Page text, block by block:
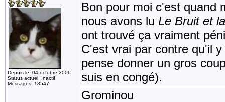
Depuis le: 04 octobre 2006
Status actuel: Inactif
Messages: 13547
Bon pour moi c'est quand
nous avons lu Le Bruit et
ont trouvé ça vraiment
C'est vrai par contre qu'il
pense donner un gros
suis en congé).
Grominou